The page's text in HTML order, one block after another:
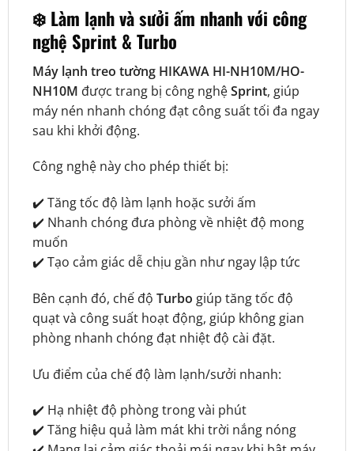
❄️ Làm lạnh và sưởi ấm nhanh với công
nghệ Sprint & Turbo
Máy lạnh treo tường HIKAWA HI-NH10M/HO-
NH10M được trang bị công nghệSprint, giúp
máy nén nhanh chóng đạt công suất tối đa ngay
sau khi khởi động.
Công nghệ này cho phép thiết bị:
✔️ Tăng tốc độ làm lạnh hoặc sưởi ấm
✔️ Nhanh chóng đưa phòng về nhiệt độ mong
muốn
✔️ Tạo cảm giác dễ chịu gần như ngay lập tức
Bên cạnh đó, chế độ Turbo giúp tăng tốc độ
quạt và công suất hoạt động, giúp không gian
phòng nhanh chóng đạt nhiệt độ cài đặt.
Ưu điểm của chế độ làm lạnh/sưởi nhanh:
✔️ Hạ nhiệt độ phòng trong vài phút
✔️ Tăng hiệu quả làm mát khi trời nắng nóng